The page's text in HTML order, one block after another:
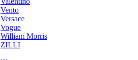
Vento
Versace
Vogue
William Morris
ZILLI